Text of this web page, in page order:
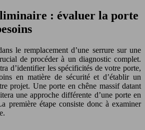
: évaluer la porte
le remplacement d’une serrure sur une
de procéder à un diagnostic complet.
d’identifier les spécificités de votre porte,
en matière de sécurité et d’établir un
projet. Une porte en chêne massif datant
une approche différente d’une porte en
première étape consiste donc à examiner